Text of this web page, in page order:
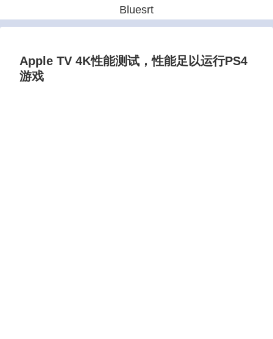
Bluesrt
Apple TV 4K性能测试，性能足以运行PS4
游戏